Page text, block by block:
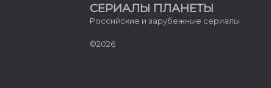
СЕРИАЛЫ ПЛАНЕТЫ
Российские и зарубежные сериалы
©2026